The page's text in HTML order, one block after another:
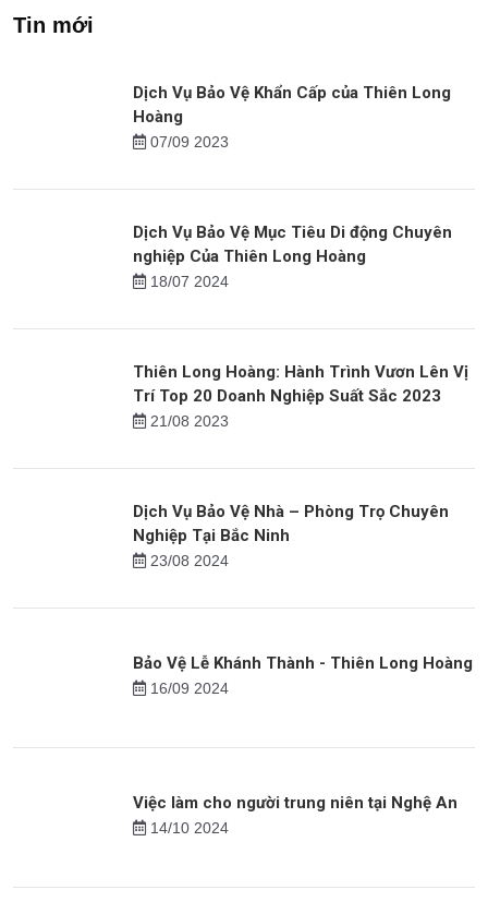
Hoàng
Tin mới
Dịch Vụ Bảo Vệ Khẩn Cấp của Thiên Long
Hoàng
Dịch Vụ Bảo Vệ Mục Tiêu Di động Chuyên
nghiệp Của Thiên Long Hoàng
Thiên Long Hoàng: Hành Trình Vươn Lên Vị
Trí Top 20 Doanh Nghiệp Suất Sắc 2023
Dịch Vụ Bảo Vệ Nhà – Phòng Trọ Chuyên
Nghiệp Tại Bắc Ninh
Bảo Vệ Lễ Khánh Thành - Thiên Long Hoàng